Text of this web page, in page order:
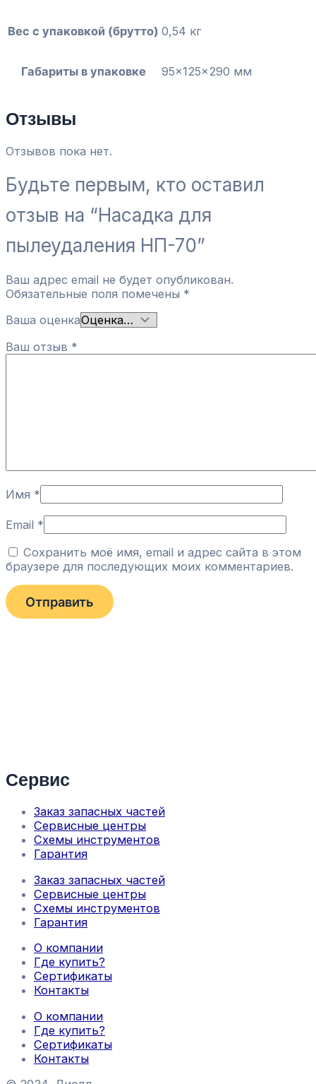
Вес с упаковкой (брутто) 0,54 кг
Габариты в упаковке 95x125x290 мм
Отзывы
Отзывов пока нет.
Будьте первым, кто оставил
отзыв на “Насадка для
пылеудаления НП-70”
Ваш адрес email не будет опубликован.
Обязательные поля помечены *
Ваша оценка
Ваш отзыв *
Имя *
Email *
Сохранить моё имя, email и адрес сайта в этом
браузере для последующих моих комментариев.
Сервис
Заказ запасных частей
Сервисные центры
Схемы инструментов
Гарантия
Заказ запасных частей
Сервисные центры
Схемы инструментов
Гарантия
О компании
Где купить?
Сертификаты
Контакты
О компании
Где купить?
Сертификаты
Контакты